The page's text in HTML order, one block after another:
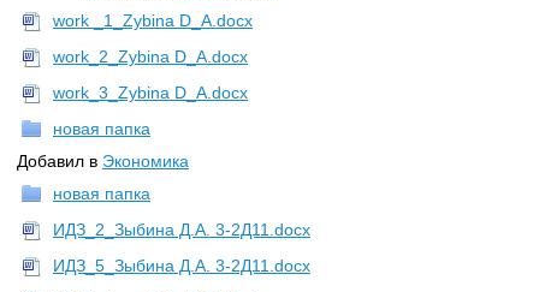
work _1_Zybina D_A.docx
work_2_Zybina D_A.docx
work_3_Zybina D_A.docx
новая папка
Добавил в Экономика
новая папка
ИДЗ_2_Зыбина Д.А. 3-2Д11.docx
ИДЗ_5_Зыбина Д.А. 3-2Д11.docx